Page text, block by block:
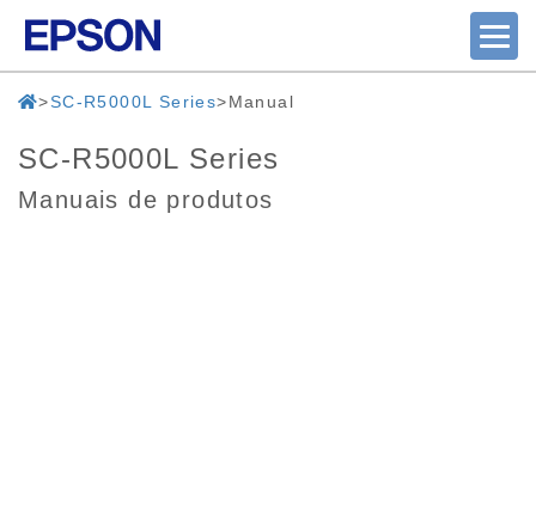
SC-R5000L Series Manual
SC-R5000L Series
Manuais de produtos